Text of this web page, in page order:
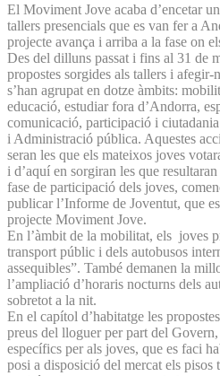
El Moviment Jove acaba d’encetar
tallers presencials que es van fer a
projecte avança i arriba a la fase on
Des del dilluns passat i fins al 31 de
propostes sorgides als tallers i afegir-
s’han agrupat en dotze àmbits:
educació, estudiar fora d’Andorra,
comunicació, participació i
i Administració pública. Aquestes
seran les que els mateixos joves
i d’aquí en sorgiran les que
fase de participació dels joves,
publicar l’Informe de Joventut, que
projecte Moviment Jove.
En l’àmbit de la mobilitat, els joves
transport públic i dels autobusos
assequibles”. També demanen la
l’ampliació d’horaris nocturns dels
sobretot a la nit.
En el capítol d’habitatge les
preus del lloguer per part del
específics per als joves, que es faci
posi a disposició del mercat els pisos